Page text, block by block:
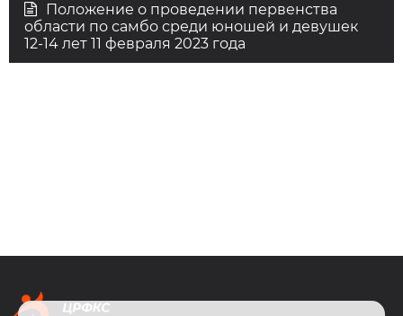
Положение о проведении первенства
области по самбо среди юношей и девушек
12-14 лет 11 февраля 2023 года